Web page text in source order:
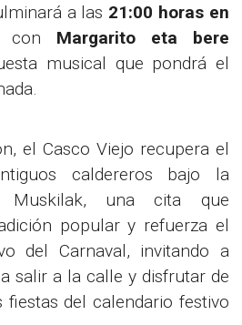
a las 21:00 horas en
con Margarito eta bere
musical que pondrá el
el Casco Viejo recupera el
caldereros bajo la
Muskilak, una cita que
popular y refuerza el
del Carnaval, invitando a
salir a la calle y disfrutar de
fiestas del calendario festivo